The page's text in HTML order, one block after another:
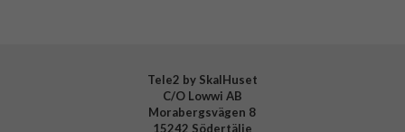
Tele2 by SkalHuset
C/O Lowwi AB
Morabergsvägen 8
15242 Södertälje